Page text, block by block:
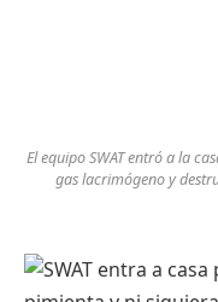
El equipo SWAT entró a la
gas lacrimógeno y